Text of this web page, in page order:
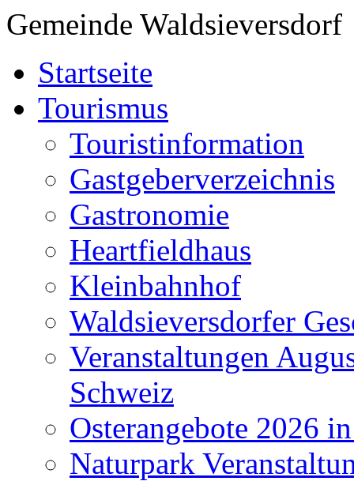
Gemeinde Waldsieversdorf
Startseite
Tourismus
Touristinformation
Gastgeberverzeichnis
Gastronomie
Heartfieldhaus
Kleinbahnhof
Waldsieversdorfer
Veranstaltungen
Schweiz
Osterangebote 2026
Naturpark